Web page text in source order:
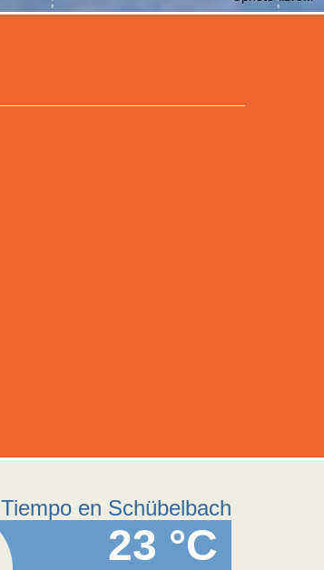
Tiempo en Schübelbach
23 °C